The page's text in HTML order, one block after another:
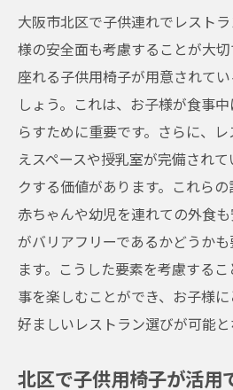
大阪市北区で子供連れでレスト
様の安全面も考慮することが大
座れる子供用椅子が用意されて
しょう。これは、お子様が食事
らすために重要です。さらに、
えスペースや授乳室が完備され
クする価値があります。これらの
赤ちゃんや幼児を連れての外食
がバリアフリーであるかどうか
ます。こうした要素を考慮する
事を楽しむことができ、お子様
好ましいレストラン選びが可能と
北区で子供用椅子が活用